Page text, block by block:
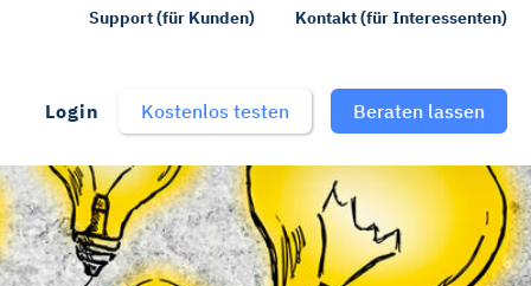
Support (für Kunden) Kontakt (für Interessenten)
Login Kostenlos testen Beraten lassen